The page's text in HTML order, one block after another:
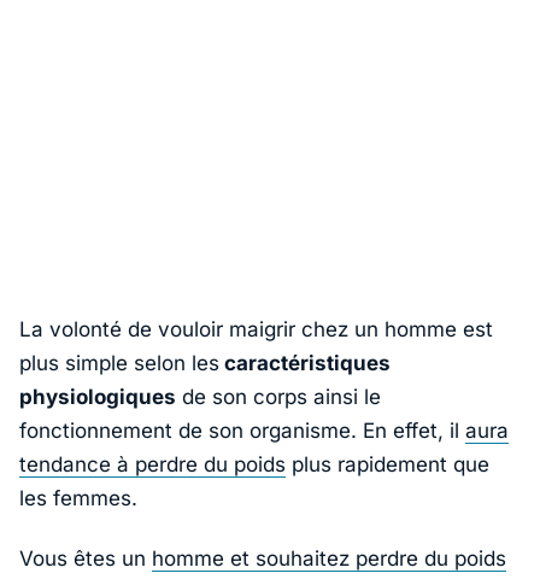
La volonté de vouloir maigrir chez un homme est
plus simple selon les caractéristiques
physiologiques de son corps ainsi le
fonctionnement de son organisme. En effet, il aura
tendance à perdre du poids plus rapidement que
les femmes.
Vous êtes un homme et souhaitez perdre du poids